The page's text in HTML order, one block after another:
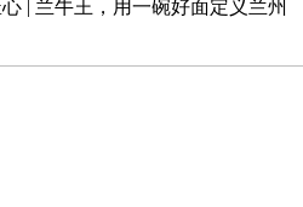
| 兰牛王，用一碗好面定义兰州